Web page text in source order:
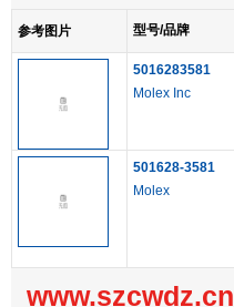
参考图片 型号/品牌
5016283581
Molex Inc
501628-3581
Molex
www.szcwdz.cn